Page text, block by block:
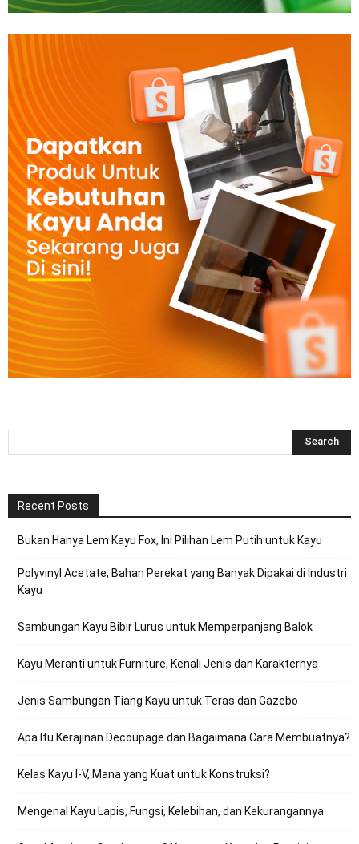
Recent Posts
Bukan Hanya Lem Kayu Fox, Ini Pilihan Lem Putih untuk Kayu
Polyvinyl Acetate, Bahan Perekat yang Banyak Dipakai di Industri
Kayu
Sambungan Kayu Bibir Lurus untuk Memperpanjang Balok
Kayu Meranti untuk Furniture, Kenali Jenis dan Karakternya
Jenis Sambungan Tiang Kayu untuk Teras dan Gazebo
Apa Itu Kerajinan Decoupage dan Bagaimana Cara Membuatnya?
Kelas Kayu I-V, Mana yang Kuat untuk Konstruksi?
Mengenal Kayu Lapis, Fungsi, Kelebihan, dan Kekurangannya